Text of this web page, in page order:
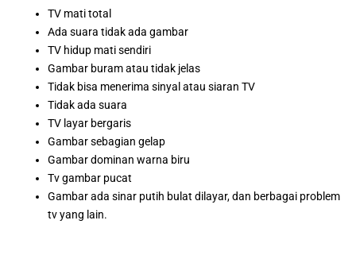
TV mati total
Ada suara tidak ada gambar
TV hidup mati sendiri
Gambar buram atau tidak jelas
Tidak bisa menerima sinyal atau siaran TV
Tidak ada suara
TV layar bergaris
Gambar sebagian gelap
Gambar dominan warna biru
Tv gambar pucat
Gambar ada sinar putih bulat dilayar, dan berbagai problem
tv yang lain.